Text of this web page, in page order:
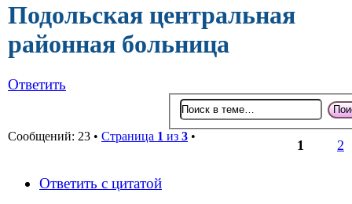
Подольская центральная
районная больница
Ответить
Сообщений: 23 • Страница 1 из 3 •
1 2
Ответить с цитатой